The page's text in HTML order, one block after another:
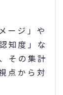
ージ」や
知度」な
その集計
点から対